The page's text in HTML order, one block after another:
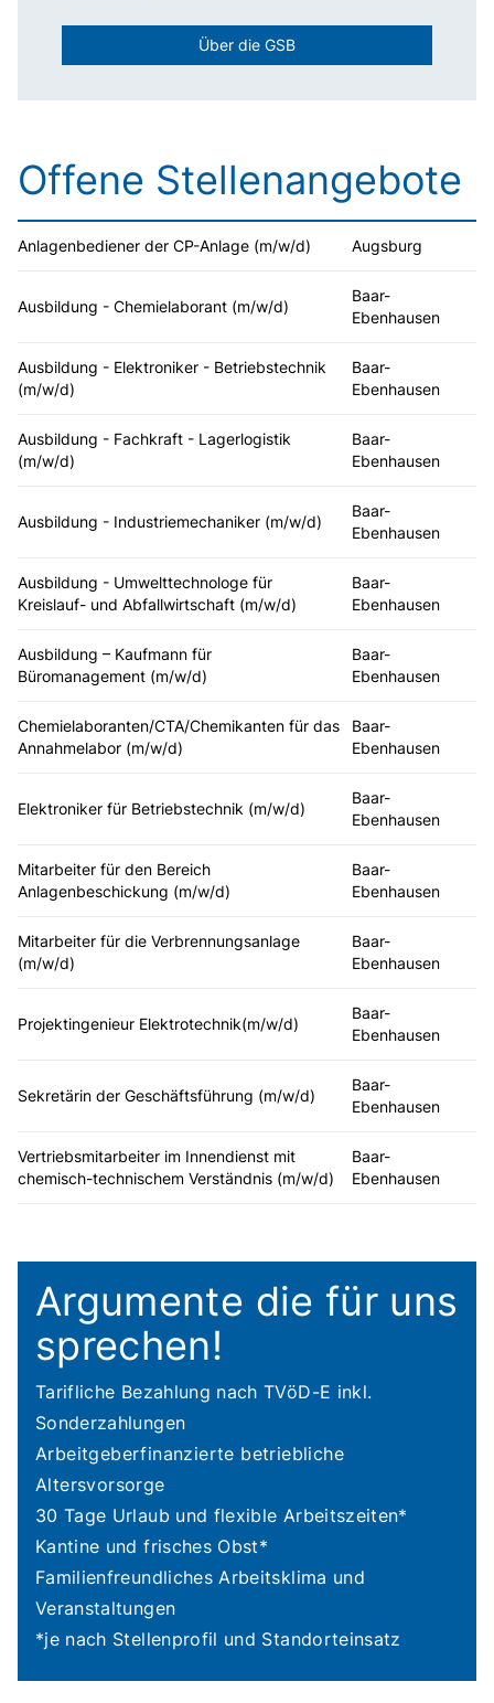
Über die GSB
Offene Stellenangebote
Anlagenbediener der CP-Anlage (m/w/d) Augsburg
Ausbildung - Chemielaborant (m/w/d)
Baar-
Ebenhausen
Ausbildung - Elektroniker - Betriebstechnik
(m/w/d)
Baar-
Ebenhausen
Ausbildung - Fachkraft - Lagerlogistik
(m/w/d)
Baar-
Ebenhausen
Ausbildung - Industriemechaniker (m/w/d)
Baar-
Ebenhausen
Ausbildung - Umwelttechnologe für
Kreislauf- und Abfallwirtschaft (m/w/d)
Baar-
Ebenhausen
Ausbildung – Kaufmann für
Büromanagement (m/w/d)
Baar-
Ebenhausen
Chemielaboranten/CTA/Chemikanten für das
Annahmelabor (m/w/d)
Baar-
Ebenhausen
Elektroniker für Betriebstechnik (m/w/d)
Baar-
Ebenhausen
Mitarbeiter für den Bereich
Anlagenbeschickung (m/w/d)
Baar-
Ebenhausen
Mitarbeiter für die Verbrennungsanlage
(m/w/d)
Baar-
Ebenhausen
Projektingenieur Elektrotechnik(m/w/d)
Baar-
Ebenhausen
Sekretärin der Geschäftsführung (m/w/d)
Baar-
Ebenhausen
Vertriebsmitarbeiter im Innendienst mit
chemisch-technischem Verständnis (m/w/d)
Baar-
Ebenhausen
Argumente die für uns
sprechen!
Tarifliche Bezahlung nach TVöD-E inkl.
Sonderzahlungen
Arbeitgeberfinanzierte betriebliche
Altersvorsorge
30 Tage Urlaub und flexible Arbeitszeiten*
Kantine und frisches Obst*
Familienfreundliches Arbeitsklima und
Veranstaltungen
*je nach Stellenprofil und Standorteinsatz